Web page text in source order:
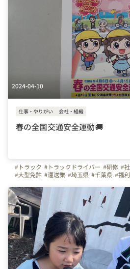
2024-04-10
仕事・やりがい 会社・組織
春の全国交通安全運動🚚
#トラック #トラックドライバー #研修 #
#大型免許 #運送業 #埼玉県 #千葉県 #福
#株式会社東京タイセイ